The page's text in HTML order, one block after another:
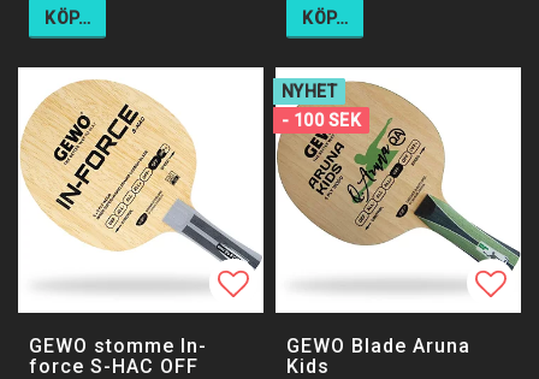
KÖP… KÖP…
Lägg till i favoritlistan
Lägg till i favoritlistan
GEWO stomme In-
force S-HAC OFF
NYHET
- 100 SEK
GEWO Blade Aruna
Kids